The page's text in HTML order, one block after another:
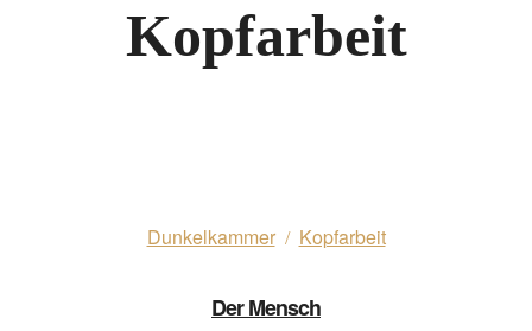
Kopfarbeit
Dunkelkammer/ Kopfarbeit
Der Mensch